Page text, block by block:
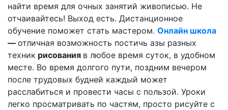
найти время для очных занятий живописью. Не
отчаивайтесь! Выход есть. Дистанционное
обучение поможет стать мастером. Онлайн школа
— отличная возможность постичь азы разных
техник рисования в любое время суток, в удобном
месте. Во время долгого пути, поздним вечером
после трудовых будней каждый может
расслабиться и провести часы с пользой. Уроки
легко просматривать по частям, просто рисуйте с